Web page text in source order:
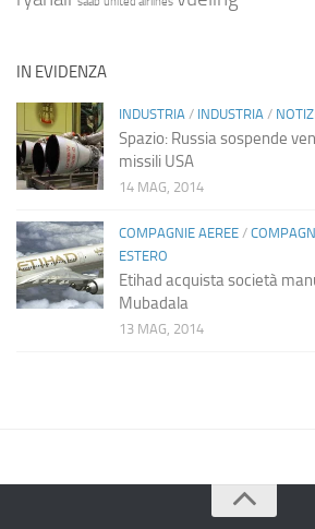
IN EVIDENZA
INDUSTRIA / INDUSTRIA /
Spazio: Russia sospende
missili USA
14 MAG, 2014
COMPAGNIE AEREE /
ESTERO
Etihad acquista società
Mubadala
13 MAG, 2014